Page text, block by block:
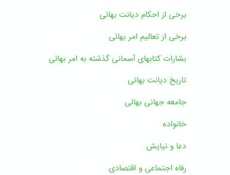
برخی از احکام دیانت بهائی
برخی از تعالیم امر بهائی
بشارات کتابهای آسمانی گذشته به امر بهائی
تاریخ دیانت بهائی
جامعه جهانی بهائی
خانواده
دعا و نیایش
رفاه اجتماعی و اقتصادی